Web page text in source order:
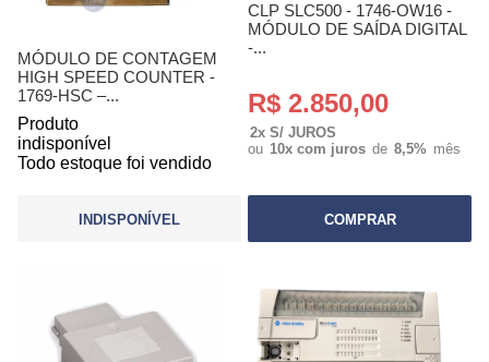
MÓDULO DE CONTAGEM
HIGH SPEED COUNTER -
1769-HSC –...
Produto
indisponível
Todo estoque foi vendido
INDISPONÍVEL
CLP SLC500 - 1746-OW16 -
MÓDULO DE SAÍDA DIGITAL
-...
R$ 2.850,00
2x S/ JUROS
ou 10x com juros de 8,5% mês
COMPRAR